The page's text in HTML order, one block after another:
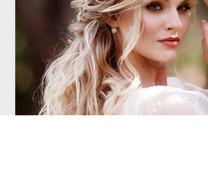
ТОЧКА ФОКУСА